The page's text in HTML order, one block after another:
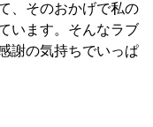
、そのおかげで私の
います。そんなラブ
謝の気持ちでいっぱ